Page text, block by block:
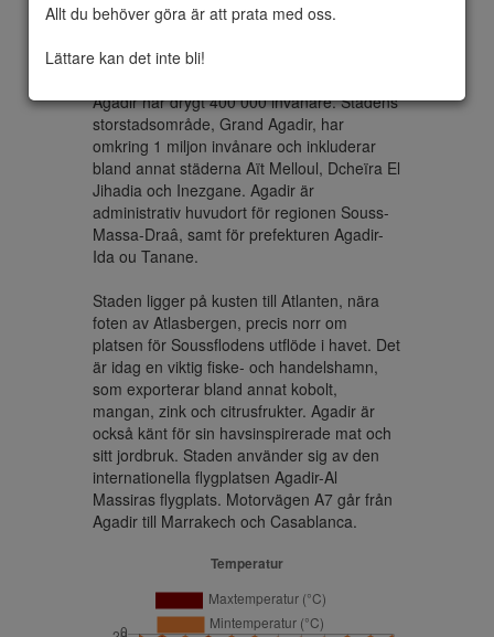
Allt du behöver göra är att prata med oss.
Lättare kan det inte bli!
Återuppbyggnaden bidrog till att locka till sig
turistnäring.
Agadir har drygt 400 000 invånare. Stadens
storstadsområde, Grand Agadir, har
omkring 1 miljon invånare och inkluderar
bland annat städerna Aït Melloul, Dcheïra El
Jihadia och Inezgane. Agadir är
administrativ huvudort för regionen Souss-
Massa-Draâ, samt för prefekturen Agadir-
Ida ou Tanane.
Staden ligger på kusten till Atlanten, nära
foten av Atlasbergen, precis norr om
platsen för Soussflodens utflöde i havet. Det
är idag en viktig fiske- och handelshamn,
som exporterar bland annat kobolt,
mangan, zink och citrusfrukter. Agadir är
också känt för sin havsinspirerade mat och
sitt jordbruk. Staden använder sig av den
internationella flygplatsen Agadir-Al
Massiras flygplats. Motorvägen A7 går från
Agadir till Marrakech och Casablanca.